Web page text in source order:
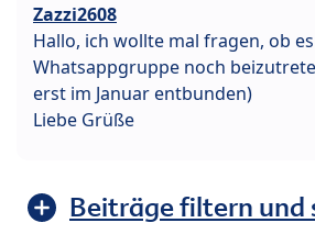
Zazzi2608
Hallo, ich wollte mal fragen, ob
Whatsappgruppe noch
erst im Januar entbunden)
Liebe Grüße
Beiträge filtern und